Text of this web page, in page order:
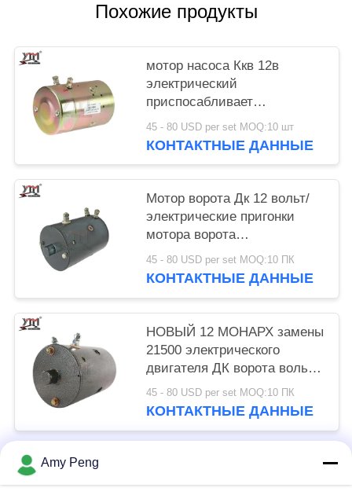
Похожие продукты
мотор насоса Ккв 12в
электрический
приспосабливает
гидротехник В-8935 46-2042
МДИ6203 МДИ6203С Мте
45 - 80 USD per set MOQ:10 шт
КОНТАКТНЫЕ ДАННЫЕ
Мотор ворота Дк 12 вольт/
электрические пригонки
мотора ворота
предупреждают что серия
Супервинч кс заменяет
45 - 80 USD per set MOQ:10 ПК
КОНТАКТНЫЕ ДАННЫЕ
НОВЫЙ 12 МОНАРХ замены
21500 электрического
двигателя ДК ворота вольта
В-6206 МУЭ6202А
45 - 80 USD per set MOQ:10 ПК
КОНТАКТНЫЕ ДАННЫЕ
Популярные категории
Amy Peng